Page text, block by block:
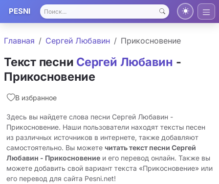
PESNI
Главная Сергей Любавин Прикосновение
Текст песни Сергей Любавин -
Прикосновение
В избранное
Здесь вы найдете слова песни Сергей Любавин -
Прикосновение. Наши пользователи находят тексты песен
из различных источников в интернете, также добавляют
самостоятельно. Вы можете читать текст песни Сергей
Любавин - Прикосновение и его перевод онлайн. Также вы
можете добавить свой вариант текста «Прикосновение» или
его перевод для сайта Pesni.net!